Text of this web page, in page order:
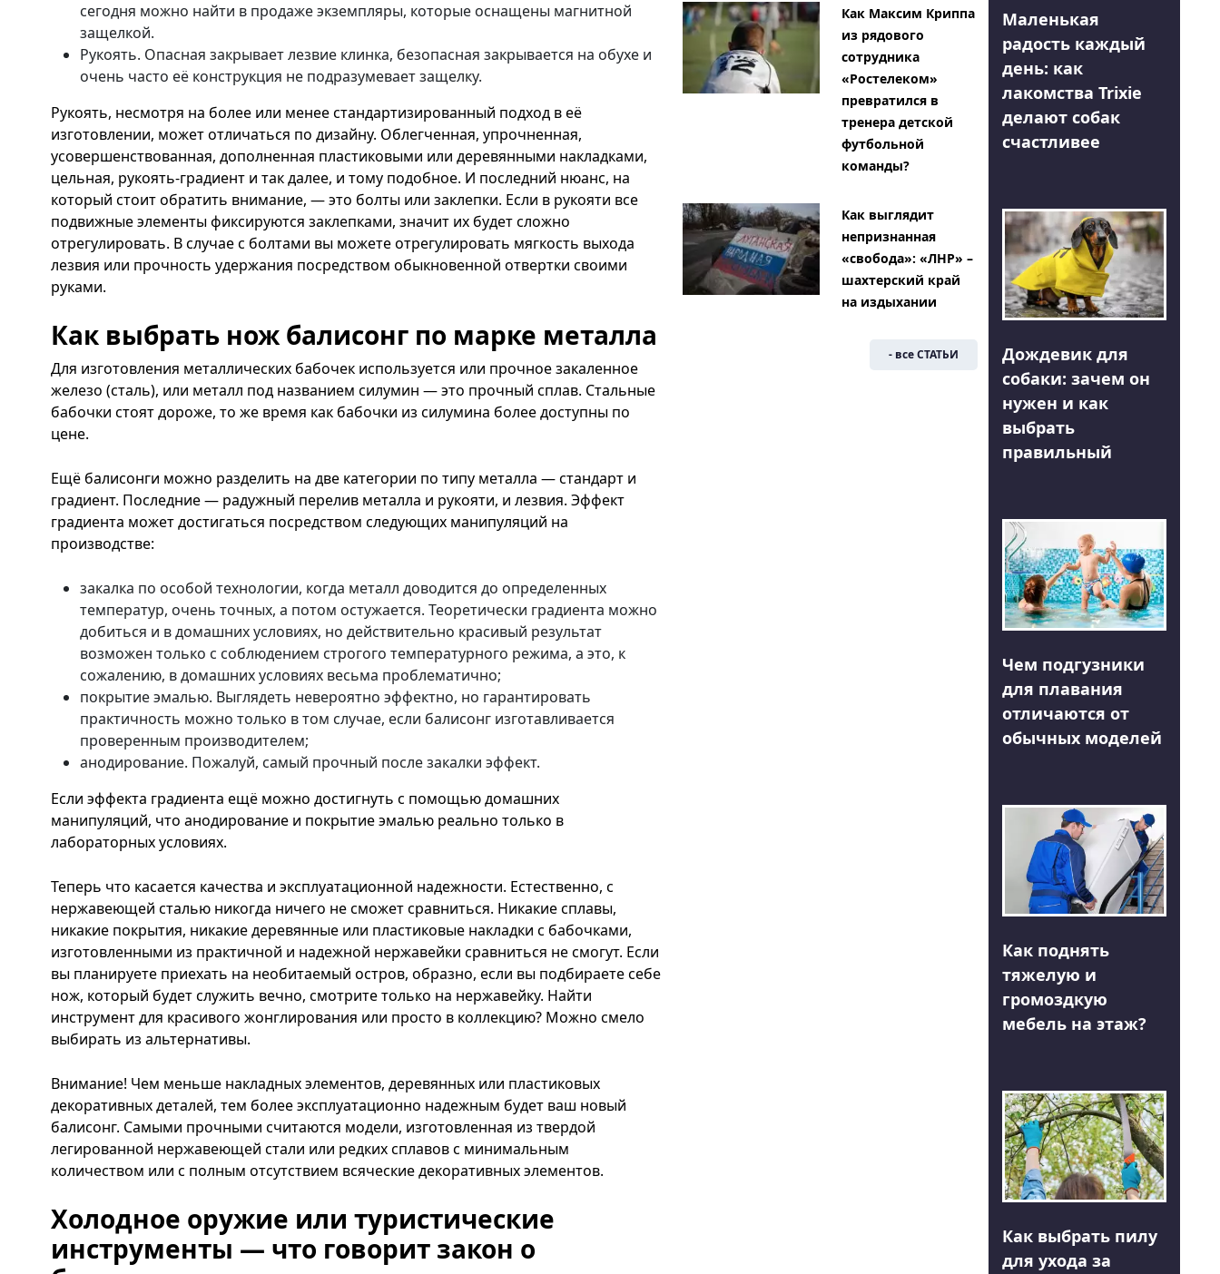
сегодня можно найти в продаже экземпляры, которые оснащены магнитной
защелкой.
Рукоять. Опасная закрывает лезвие клинка, безопасная закрывается на обухе и
очень часто её конструкция не подразумевает защелку.
Рукоять, несмотря на более или менее стандартизированный подход в её
изготовлении, может отличаться по дизайну. Облегченная, упрочненная,
усовершенствованная, дополненная пластиковыми или деревянными накладками,
цельная, рукоять-градиент и так далее, и тому подобное. И последний нюанс, на
который стоит обратить внимание, — это болты или заклепки. Если в рукояти все
подвижные элементы фиксируются заклепками, значит их будет сложно
отрегулировать. В случае с болтами вы можете отрегулировать мягкость выхода
лезвия или прочность удержания посредством обыкновенной отвертки своими
руками.
Как выбрать нож балисонг по марке металла
Для изготовления металлических бабочек используется или прочное закаленное
железо (сталь), или металл под названием силумин — это прочный сплав. Стальные
бабочки стоят дороже, то же время как бабочки из силумина более доступны по
цене.
Ещё балисонги можно разделить на две категории по типу металла — стандарт и
градиент. Последние — радужный перелив металла и рукояти, и лезвия. Эффект
градиента может достигаться посредством следующих манипуляций на
производстве:
закалка по особой технологии, когда металл доводится до определенных
температур, очень точных, а потом остужается. Теоретически градиента можно
добиться и в домашних условиях, но действительно красивый результат
возможен только с соблюдением строгого температурного режима, а это, к
сожалению, в домашних условиях весьма проблематично;
покрытие эмалью. Выглядеть невероятно эффектно, но гарантировать
практичность можно только в том случае, если балисонг изготавливается
проверенным производителем;
анодирование. Пожалуй, самый прочный после закалки эффект.
Если эффекта градиента ещё можно достигнуть с помощью домашних
манипуляций, что анодирование и покрытие эмалью реально только в
лабораторных условиях.
Теперь что касается качества и эксплуатационной надежности. Естественно, с
нержавеющей сталью никогда ничего не сможет сравниться. Никакие сплавы,
никакие покрытия, никакие деревянные или пластиковые накладки с бабочками,
изготовленными из практичной и надежной нержавейки сравниться не смогут. Если
вы планируете приехать на необитаемый остров, образно, если вы подбираете себе
нож, который будет служить вечно, смотрите только на нержавейку. Найти
инструмент для красивого жонглирования или просто в коллекцию? Можно смело
выбирать из альтернативы.
Внимание! Чем меньше накладных элементов, деревянных или пластиковых
декоративных деталей, тем более эксплуатационно надежным будет ваш новый
балисонг. Самыми прочными считаются модели, изготовленная из твердой
легированной нержавеющей стали или редких сплавов с минимальным
количеством или с полным отсутствием всяческие декоративных элементов.
Холодное оружие или туристические
инструменты — что говорит закон о
Как Максим Криппа
из рядового
сотрудника
«Ростелеком»
превратился в
тренера детской
футбольной
команды?
Как выглядит
непризнанная
«свобода»: «ЛНР» –
шахтерский край
на издыхании
- все СТАТЬИ
Маленькая
радость каждый
день: как
лакомства Trixie
делают собак
счастливее
Дождевик для
собаки: зачем он
нужен и как
выбрать
правильный
Чем подгузники
для плавания
отличаются от
обычных моделей
Как поднять
тяжелую и
громоздкую
мебель на этаж?
Как выбрать пилу
для ухода за